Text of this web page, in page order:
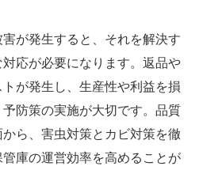
が発生すると、それを解決す
応が必要になります。返品や
が発生し、生産性や利益を損
防策の実施が大切です。品質
ら、害虫対策とカビ対策を徹
庫の運営効率を高めることが